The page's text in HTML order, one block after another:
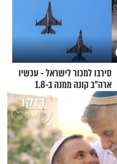
סירבו למכור לישראל - עכשיו
ארה"ב קונה ממנה ב-1.8
מיליארד דולר